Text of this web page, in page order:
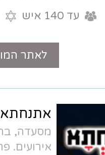
כשר
אירועים
קפה, אולם אירועים,
מושלם לברית